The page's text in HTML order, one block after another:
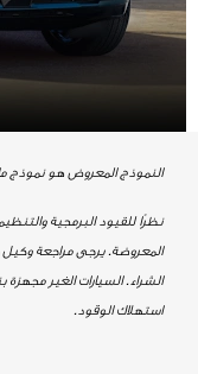
النموذج المعروض هو نموذج ما
نظرًا للقيود البرمجية
المعروضة. يرجى مراجعة وكيل
الشراء. السيارات الغير
استهلاك الوقود.